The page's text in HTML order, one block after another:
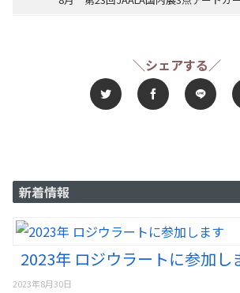
＼シェアする／
新着情報
2023年 ロジウラートに参加し
2023年8月30日